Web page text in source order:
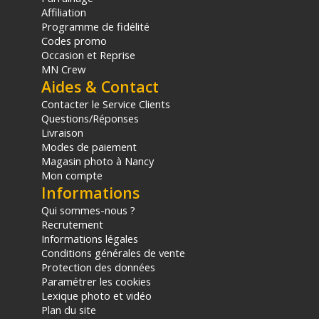
Khronos)
Charge utile maximale du bras : 600 grammes (1,32 lbs)
Charge utile recommandée pour la ventouse nue : 30 kg
VENTOUSE ÉLECTRONIQUE
Diamètre du patin d'aspiration : 6 pouces
Temps de fixation initiale : Environ 2 secondes
Capteur de pression : Surveillance active à 1000 contrôles
par seconde
Niveau sonore du moteur : Inférieur à 60 décibels
Autonomie de la batterie interne : 19 heures
Entrée d'alimentation externe : USB-C (5V/1A)
Étanchéité : Certification IPX5 (résistance aux éclaboussures
et à la pluie)
PHYSIQUE
Matériaux : Alliage d'aluminium aérospatial et silicone
composite
Couleur : Gris Titane (Titanium Gray)
Poids du kit complet : 982,5 grammes
Poids de l'emballage : 2,55 kg
Affiliation
Programme de fidélité
Codes promo
Occasion et Reprise
MN Crew
Aides & Contact
Contacter le Service Clients
Questions/Réponses
Livraison
Modes de paiement
Magasin photo à Nancy
Mon compte
Informations
Qui sommes-nous ?
Recrutement
Informations légales
Conditions générales de vente
Protection des données
Paramétrer les cookies
Lexique photo et vidéo
Plan du site